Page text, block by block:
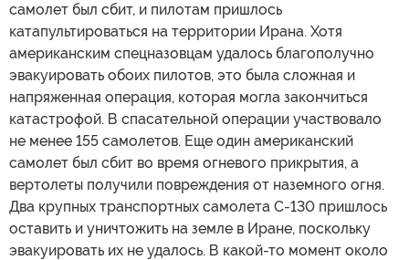
самолет был сбит, и пилотам пришлось
катапультироваться на территории Ирана. Хотя
американским спецназовцам удалось благополучно
эвакуировать обоих пилотов, это была сложная и
напряженная операция, которая могла закончиться
катастрофой. В спасательной операции участвовало
не менее 155 самолетов. Еще один американский
самолет был сбит во время огневого прикрытия, а
вертолеты получили повреждения от наземного огня.
Два крупных транспортных самолета C-130 пришлось
оставить и уничтожить на земле в Иране, поскольку
эвакуировать их не удалось. В какой-то момент около